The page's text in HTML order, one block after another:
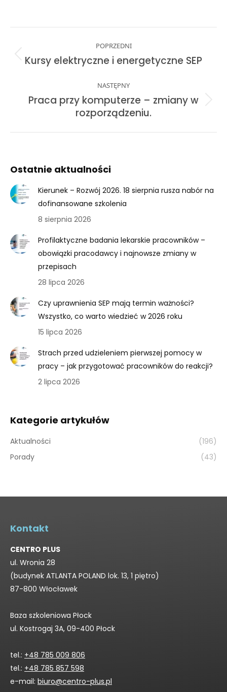
Facebook
X
PinterestLinkedIn
POPRZEDNI
Previous
Kursy elektryczne i energetyczne SEP
NASTĘPNY
Next
post:
Praca przy komputerze – zmiany w
rozporządzeniu.
Ostatnie aktualności
Kierunek – Rozwój 2026. 18 sierpnia rusza nabór na
dofinansowane szkolenia
8 sierpnia 2026
Profilaktyczne badania lekarskie pracowników –
obowiązki pracodawcy i najnowsze zmiany w
przepisach
28 lipca 2026
Czy uprawnienia SEP mają termin ważności?
Wszystko, co warto wiedzieć w 2026 roku
15 lipca 2026
Strach przed udzieleniem pierwszej pomocy w
pracy – jak przygotować pracowników do reakcji?
2 lipca 2026
Kategorie artykułów
Aktualności
(196)
Porady
(43)
Kontakt
CENTRO PLUS
ul. Wronia 28
(budynek ATLANTA POLAND lok. 13, 1 piętro)
87-800 Włocławek
Baza szkoleniowa Płock
ul. Kostrogaj 3A, 09-400 Płock
tel.: +48 785 009 806
tel.: +48 785 857 598
e-mail: biuro@centro-plus.pl